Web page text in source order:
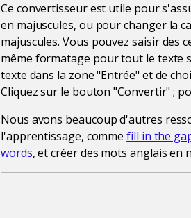
Ce convertisseur est utile pour
en majuscules, ou pour changer la
majuscules. Vous pouvez saisir des
même formatage pour tout le texte
texte dans la zone "Entrée" et de
Cliquez sur le bouton "Convertir" ;
Nous avons beaucoup d'autres
l'apprentissage, commefill in the
words, et créer des mots anglais en